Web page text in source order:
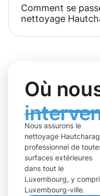
Comment se
nettoyage
Où
Nous assurons le
nettoyage
professionnel de
surfaces extérieures
dans tout le
Luxembourg, y
Luxembourg-ville.